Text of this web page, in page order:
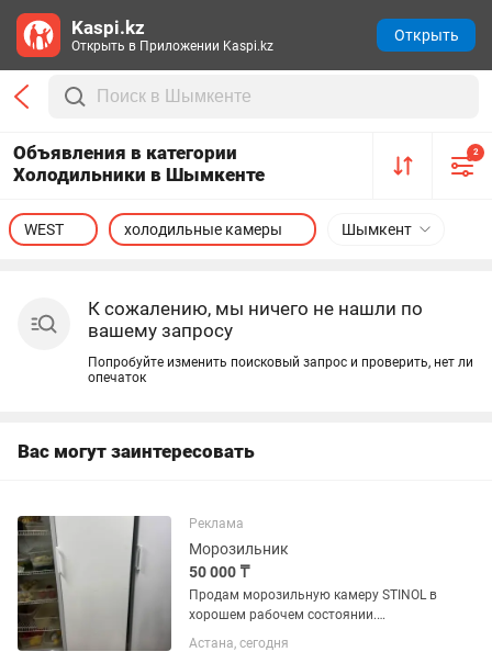
Объявления в категории
Холодильники в Шымкенте
2
Шымкент
WEST холодильные камеры
К сожалению, мы ничего не нашли по
вашему запросу
Попробуйте изменить поисковый запрос и проверить, нет ли
опечаток
Вас могут заинтересовать
Реклама
Морозильник
50 000 ₸
Продам морозильную камеру STINOL в
хорошем рабочем состоянии.
Полностью исправна, отлично
морозит, работает тихо. Все полки и
Астана, сегодня
Kaspi.kz
Открыть в Приложении Kaspi.kz
Открыть